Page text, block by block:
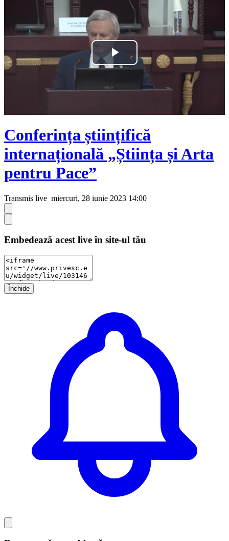
Play
Video
Conferința științifică
internațională „Știința și Arta
pentru Pace”
Transmis live miercuri, 28 iunie 2023 14:00
Embedează acest live în site-ul tău
Închide